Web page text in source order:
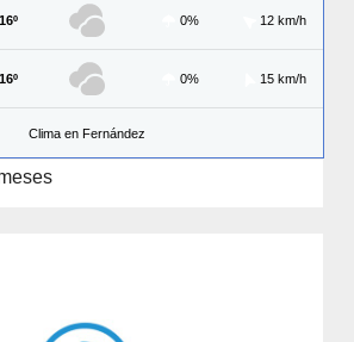
0% 12 km/h
0% 15 km/h
Clima en Fernández